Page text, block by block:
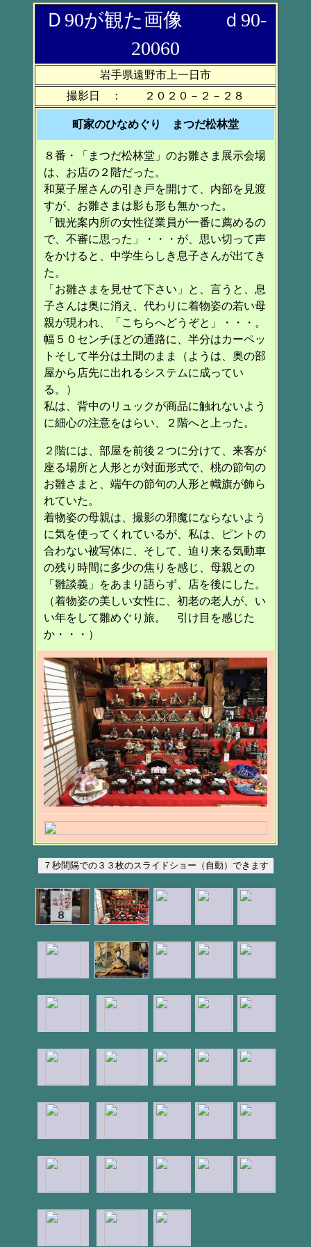
Ｄ90が観た画像 ｄ90-
20060
岩手県遠野市上一日市
撮影日 ： ２０２０－２－２８
町家のひなめぐり まつだ松林堂
８番・「まつだ松林堂」のお雛さま展示会場
は、お店の２階だった。
和菓子屋さんの引き戸を開けて、内部を見渡
すが、お雛さまは影も形も無かった。
「観光案内所の女性従業員が一番に薦めるの
で、不審に思った」・・・が、思い切って声
をかけると、中学生らしき息子さんが出てき
た。
「お雛さまを見せて下さい」と、言うと、息
子さんは奥に消え、代わりに着物姿の若い母
親が現われ、「こちらへどうぞと」・・・。
幅５０センチほどの通路に、半分はカーペッ
トそして半分は土間のまま（ようは、奥の部
屋から店先に出れるシステムに成ってい
る。）
私は、背中のリュックが商品に触れないよう
に細心の注意をはらい、２階へと上った。
２階には、部屋を前後２つに分けて、来客が
座る場所と人形とが対面形式で、桃の節句の
お雛さまと、端午の節句の人形と幟旗が飾ら
れていた。
着物姿の母親は、撮影の邪魔にならないよう
に気を使ってくれているが、私は、ピントの
合わない被写体に、そして、迫り来る気動車
の残り時間に多少の焦りを感じ、母親との
「雛談義」をあまり語らず、店を後にした。
（着物姿の美しい女性に、初老の老人が、い
い年をして雛めぐり旅。 引け目を感じた
か・・・）